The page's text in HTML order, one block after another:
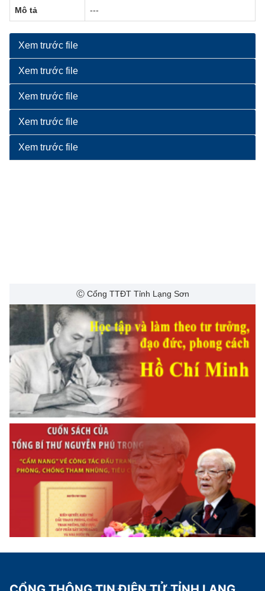
Mô tả ---
Xem trước file
Xem trước file
Xem trước file
Xem trước file
Xem trước file
Ⓒ Cổng TTĐT Tỉnh Lạng Sơn